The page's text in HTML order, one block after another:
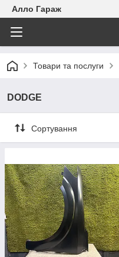
Алло Гараж
Товари та послуги
DODGE
Сортування